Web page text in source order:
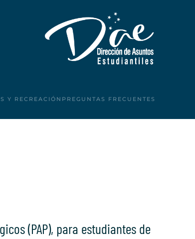
Y RECREACIÓN PREGUNTAS FRECUENTES
(PAP), para estudiantes de